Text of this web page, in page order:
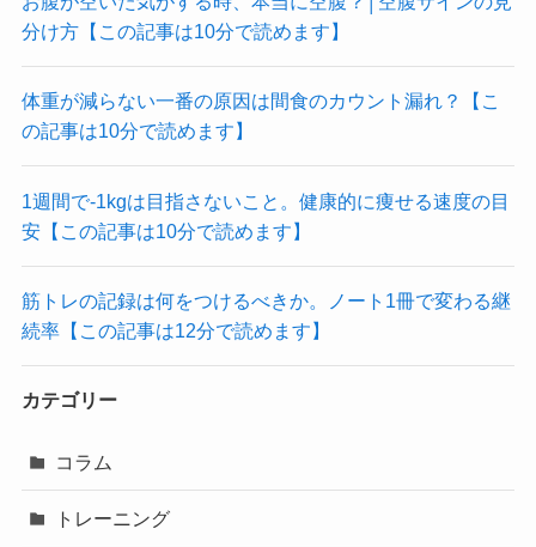
分け方【この記事は10分で読めます】
体重が減らない一番の原因は間食のカウント漏れ？【こ
の記事は10分で読めます】
1週間で-1kgは目指さないこと。健康的に痩せる速度の目
安【この記事は10分で読めます】
筋トレの記録は何をつけるべきか。ノート1冊で変わる継
続率【この記事は12分で読めます】
カテゴリー
コラム
トレーニング